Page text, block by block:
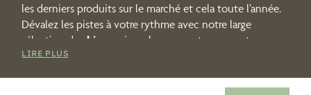
les derniers produits sur le marché et cela toute l’année.
Dévalez les pistes à votre rythme avec notre large
sélection de
skis
, gravissez les sommets avec notre
matériel d’alpinisme
de vous offrir une expérience de location inoubliable.
LIRE PLUS